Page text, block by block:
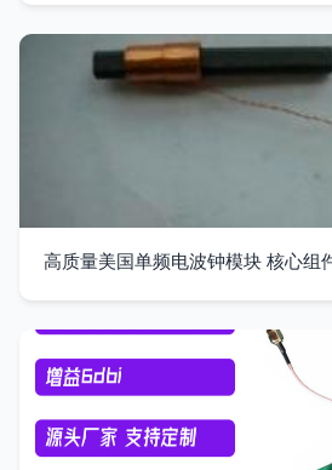
高质量美国单频电波钟模块 核心组